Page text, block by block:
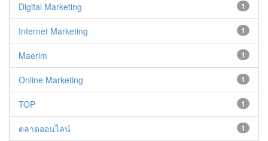
1
Digital Marketing
1
Internet Marketing
1
Maerim
1
Online Marketing
1
TOP
1
ตลาดออนไลน์